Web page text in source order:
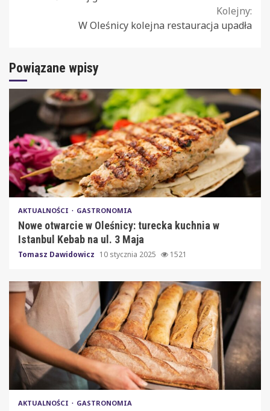
Kolejny:
W Oleśnicy kolejna restauracja upadła
Powiązane wpisy
AKTUALNOŚCI GASTRONOMIA
Nowe otwarcie w Oleśnicy: turecka kuchnia w
Istanbul Kebab na ul. 3 Maja
Tomasz Dawidowicz 10 stycznia 2025 1521
AKTUALNOŚCI GASTRONOMIA